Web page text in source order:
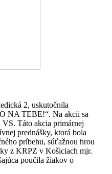
2, uskutočnila
NA TEBE!“. Na akcii sa
Táto akcia primárnej
prednášky, ktorá bola
príbehu, súťažnou hrou
z KRPZ v Košiciach mjr.
poučila žiakov o